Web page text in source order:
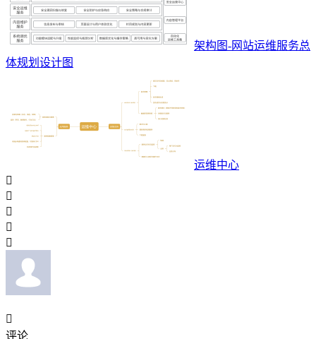
架构图-网站运维服务总
体规划设计图
运维中心






评论